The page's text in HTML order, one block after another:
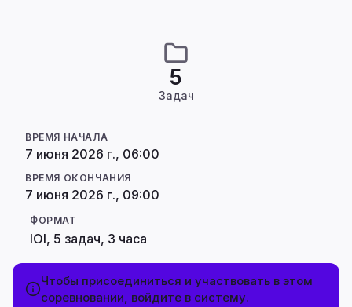
5
Задач
ВРЕМЯ НАЧАЛА
7 июня 2026 г., 06:00
ВРЕМЯ ОКОНЧАНИЯ
7 июня 2026 г., 09:00
ФОРМАТ
IOI, 5 задач, 3 часа
Чтобы присоединиться и участвовать в этом
соревновании, войдите в систему.